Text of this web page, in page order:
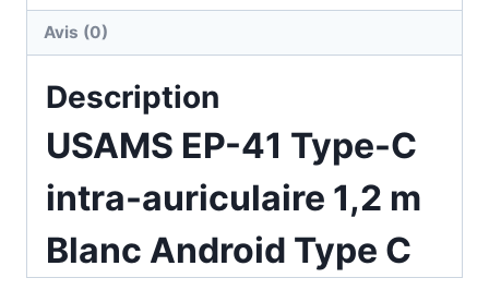
Avis (0)
Description
USAMS EP-41 Type-C
intra-auriculaire 1,2 m
Blanc Android Type C